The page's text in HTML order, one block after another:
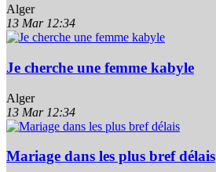
Alger
13 Mar 12:34
Je cherche une femme kabyle
Alger
13 Mar 12:34
Mariage dans les plus bref délais